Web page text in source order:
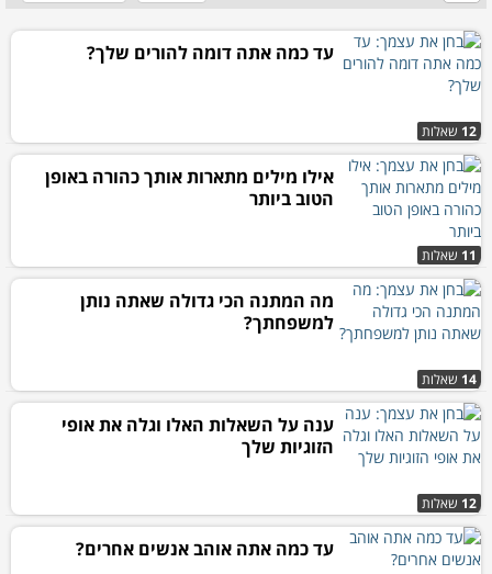
12 שאלות
עד כמה אתה דומה להורים שלך?
11 שאלות
אילו מילים מתארות אותך כהורה באופן
הטוב ביותר
14 שאלות
מה המתנה הכי גדולה שאתה נותן
למשפחתך?
12 שאלות
ענה על השאלות האלו וגלה את אופי
הזוגיות שלך
עד כמה אתה אוהב אנשים אחרים?